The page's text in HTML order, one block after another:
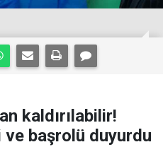
kaldırılabilir!
ve başrolü duyurdu